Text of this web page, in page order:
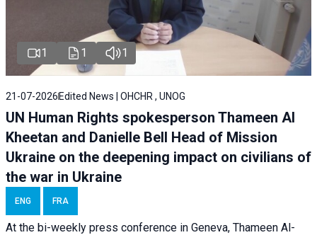
1 1 1
21-07-2026 Edited News | OHCHR , UNOG
UN Human Rights spokesperson Thameen Al
Kheetan and Danielle Bell Head of Mission
Ukraine on the deepening impact on civilians of
the war in Ukraine
ENG FRA
At the bi-weekly press conference in Geneva, Thameen Al-